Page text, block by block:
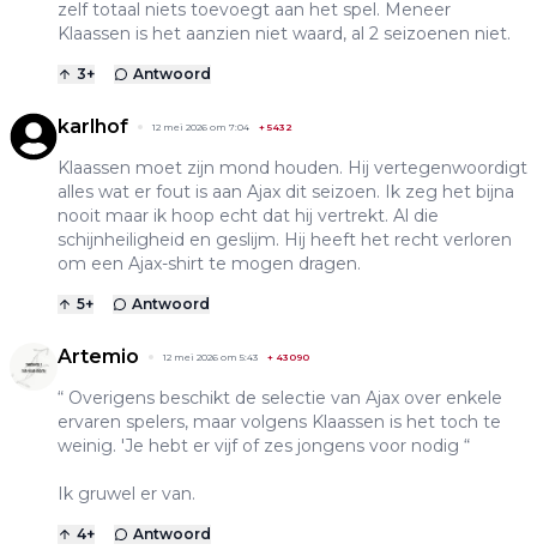
zelf totaal niets toevoegt aan het spel. Meneer
Klaassen is het aanzien niet waard, al 2 seizoenen niet.
3+ Antwoord
karlhof 12 mei 2026 om 7:04 +5432
Klaassen moet zijn mond houden. Hij vertegenwoordigt
alles wat er fout is aan Ajax dit seizoen. Ik zeg het bijna
nooit maar ik hoop echt dat hij vertrekt. Al die
schijnheiligheid en geslijm. Hij heeft het recht verloren
om een Ajax-shirt te mogen dragen.
5+ Antwoord
Artemio 12 mei 2026 om 5:43 + 43090
“ Overigens beschikt de selectie van Ajax over enkele
ervaren spelers, maar volgens Klaassen is het toch te
weinig. 'Je hebt er vijf of zes jongens voor nodig “
Ik gruwel er van.
4+ Antwoord